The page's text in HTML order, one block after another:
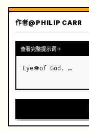
作者@PHILIP CARR
查看完整提示词
Eye👁️of God. …